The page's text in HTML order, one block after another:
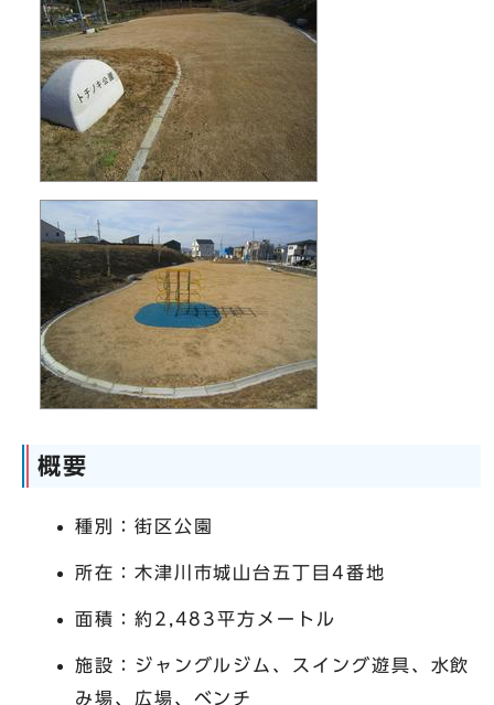
概要
種別：街区公園
所在：木津川市城山台五丁目4番地
面積：約2,483平方メートル
施設：ジャングルジム、スイング遊具、水飲
み場、広場、ベンチ